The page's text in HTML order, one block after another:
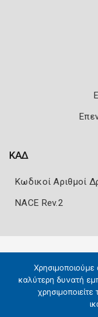
ΚΑΔ
Κωδικοί Αριθμοί
NACE Rev.2
καλύτερη δυνατή